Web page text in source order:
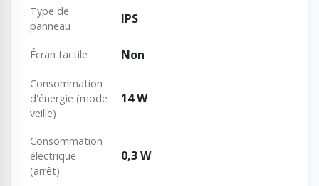
Type de
panneau
IPS
Écran tactile Non
Consommation
d'énergie (mode
veille)
14 W
Consommation
électrique
(arrêt)
0,3 W